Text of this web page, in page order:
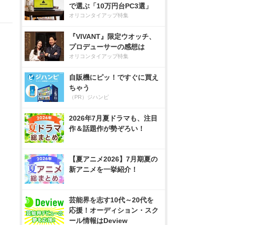
で選ぶ「10万円台PC3選」
オリコンタイアップ特集
『VIVANT』限定ウオッチ、
プロデューサーの感想は
オリコンタイアップ特集
自販機にピッ！ですぐに買え
ちゃう
（PR）ジハンピ
2026年7月夏ドラマも、注目
作＆話題作が勢ぞろい！
【夏アニメ2026】7月期夏の
新アニメを一挙紹介！
芸能界を志す10代～20代を
応援！オーディション・スク
ール情報はDeview